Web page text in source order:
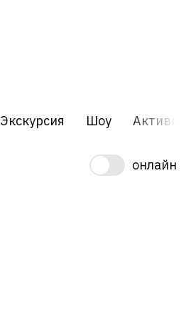
Экскурсия Шоу
онлайн